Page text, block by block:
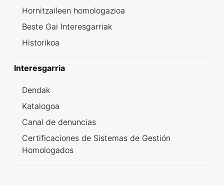
Hornitzaileen homologazioa
Beste Gai Interesgarriak
Historikoa
Interesgarria
Dendak
Katalogoa
Canal de denuncias
Certificaciones de Sistemas de Gestión
Homologados